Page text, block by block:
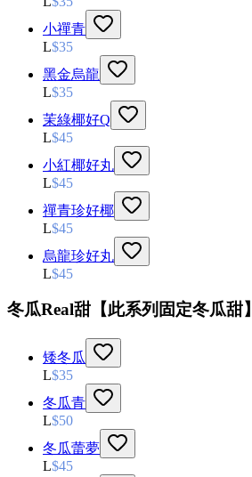
小禪青
L$35
黑金烏龍
L$35
茉綠椰好Q
L$45
小紅椰好丸
L$45
禪青珍好椰
L$45
烏龍珍好丸
L$45
冬瓜Real甜【此系列固定冬瓜甜】
矮冬瓜
L$35
冬瓜青
L$50
冬瓜蕾夢
L$45